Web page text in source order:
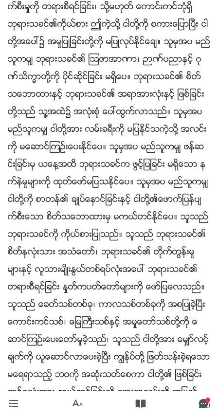
က္စီးမႈကို တရားစီရင္ျခင္း၊ သို႔မဟုတ္ ေကာင္းကင္ဘုံရွိ
ဘုရားသခင္၏ကိုယ္စား ဤကဲ့သို႔ ငါတို႔ကို စကားေျပာၿပီး ငါ
တို႔အေပၚ၌ အမႈျပဳျခင္းတို႔ကို မျပဳလုပ္ႏိုင္ေခ်။ သူမွအပ မည္
သူကမွ် ဘုရားသခင္၏ ဩဇာအာဏာ၊ ဉာဏ္ပညာႏွင့္ ဂု
ဏ္သိကၡာတို႔ကို ပိုင္ဆိုင္ျခင္း မရွိေပ။ ဘုရားသခင္၏ စိတ္
သေဘာထားႏွင့္ ဘုရားသခင္၏ အရာအားလုံးႏွင့္ ျဖစ္ျခင္း
တို႔သည္ သူ႔အထဲ၌ အလုံးစုံ ေပၚထြက္လာသည္။ သူမွအပ
မည္သူကမွ် ငါတို႔အား လမ္းခရီးကို မျပႏိုင္သကဲ့သို႔ အလင္း
ကို မေဆာင္ၾကဥ္းေပးႏိုင္ေပ။ သူမွအပ မည္သူကမွ် ဖန္ဆ
င္းျခင္းမွ ယေန႔အထိ ဘုရားသခင္က ဖြင့္ျပျခင္း မရွိေသာ န
က္နဲမႈမ်ားကို ထုတ္ေဖာ္မျပသႏိုင္ေပ။ သူမွအပ မည္သူကမွ်
ငါတို႔ကို စာတန္၏ ခ်ဳပ္ေႏွာင္ျခင္းႏွင့္ ငါတို႔၏ေဖာက္ျပန္ပ်
က္စီးေသာ စိတ္သေဘာထားမွ မကယ္တင္ႏိုင္ေပ။ သူသည္
ဘုရားသခင္ကို ကိုယ္စားျပဳသည္။ သူသည္ ဘုရားသခင္၏
စိတ္ႏွလုံးသား အသံေတာ္၊ ဘုရားသခင္၏ တိုက္တြန္းမႈ
မ်ားႏွင့္ လူသားမ်ိဳးႏြယ္တစ္ရပ္လုံးအေပၚ ဘုရားသခင္၏
တရားစီရင္ျခင္း ႏႈတ္ကပတ္ေတာ္မ်ားကို ေဖာ္ျပေလသည္။
သူသည္ ေခတ္သစ္တစ္ခု၊ ကာလသစ္တစ္ခုကို အစျပဳခဲ့ၿပီး
ေကာင္းကင္သစ္၊ ေျမႀကီးသစ္ႏွင့္ အမႈေတာ္သစ္တို႔ကို ေ
ဆာင္ၾကဥ္းေပးေတာ္မူခဲ့သည္၊ သူသည္ ငါတို႔အား ေမွ်ာ္လင့္
ခ်က္ကို ယူေဆာင္လာေပးခဲ့ၿပီး ကြၽန္ုပ္တို႔ ျဖတ္သန္းခဲ့ရေသာ
မေရရာသည့္ ဘဝကို အဆုံးသတ္ေစကာ ငါတို႔၏ ျဖစ္ျခင္း
တစ္ခုလုံးအား ကယ္တင္ျခင္းသို႔ သြားရာလမ္းကို အျပည့္
အဝ ရႈျမင္ဖို႔ ေထာက္ကူခဲ့ေလသည္။ သူသည္ ငါတို႔၏ ျဖစ္